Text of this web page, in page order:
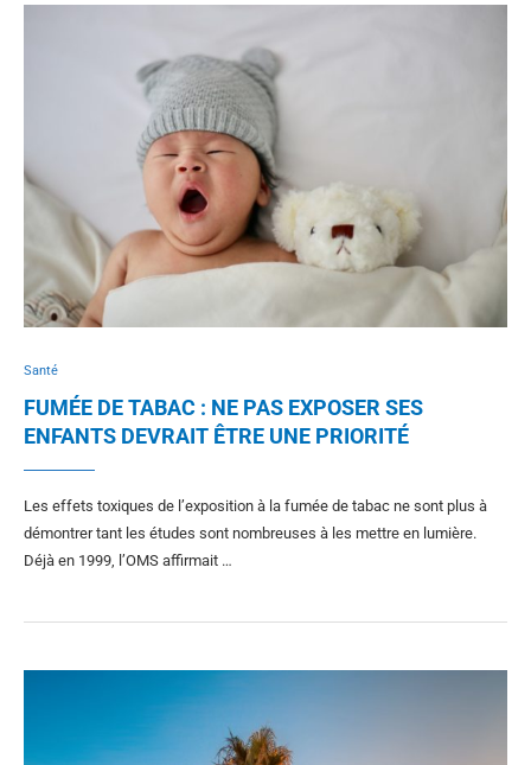
Santé
FUMÉE DE TABAC : NE PAS EXPOSER SES
ENFANTS DEVRAIT ÊTRE UNE PRIORITÉ
Les effets toxiques de l’exposition à la fumée de tabac ne sont plus à
démontrer tant les études sont nombreuses à les mettre en lumière.
Déjà en 1999, l’OMS affirmait …